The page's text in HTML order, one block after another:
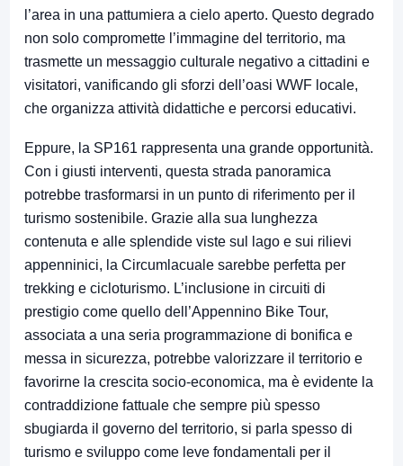
l’area in una pattumiera a cielo aperto. Questo degrado
non solo compromette l’immagine del territorio, ma
trasmette un messaggio culturale negativo a cittadini e
visitatori, vanificando gli sforzi dell’oasi WWF locale,
che organizza attività didattiche e percorsi educativi.
Eppure, la SP161 rappresenta una grande opportunità.
Con i giusti interventi, questa strada panoramica
potrebbe trasformarsi in un punto di riferimento per il
turismo sostenibile. Grazie alla sua lunghezza
contenuta e alle splendide viste sul lago e sui rilievi
appenninici, la Circumlacuale sarebbe perfetta per
trekking e cicloturismo. L’inclusione in circuiti di
prestigio come quello dell’Appennino Bike Tour,
associata a una seria programmazione di bonifica e
messa in sicurezza, potrebbe valorizzare il territorio e
favorirne la crescita socio-economica, ma è evidente la
contraddizione fattuale che sempre più spesso
sbugiarda il governo del territorio, si parla spesso di
turismo e sviluppo come leve fondamentali per il